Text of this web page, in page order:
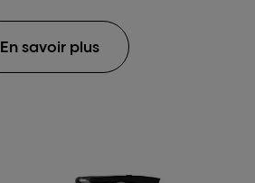
En savoir plus